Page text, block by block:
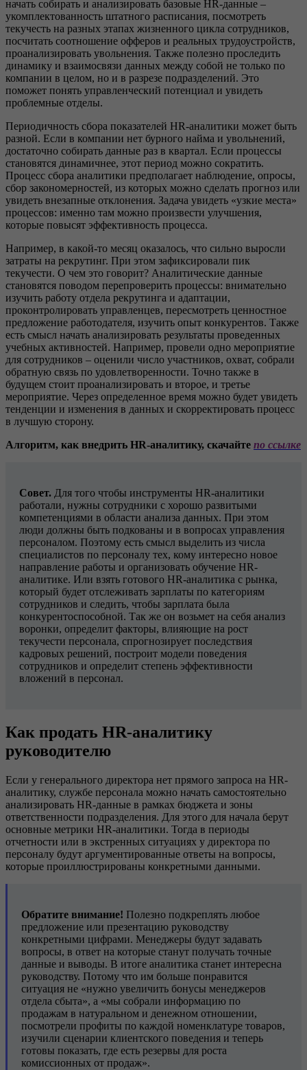
начать собирать и анализировать базовые HR-данные –
укомплектованность штатного расписания, посмотреть
текучесть на разных этапах жизненного цикла сотрудников,
посчитать соотношение офферов и реальных трудоустройств,
проанализировать увольнения. Также полезно проследить
динамику и взаимосвязи данных между собой не только по
компании в целом, но и в разрезе подразделений. Это
поможет понять управленческий потенциал и увидеть
проблемные отделы.
Периодичность сбора показателей HR-аналитики может быть
разной. Если в компании нет бурного найма и увольнений,
достаточно собирать данные раз в квартал. Если процессы
становятся динамичнее, этот период можно сократить.
Процесс сбора аналитики предполагает наблюдение, опросы,
сбор закономерностей, из которых можно сделать прогноз или
увидеть внезапные отклонения. Задача увидеть «узкие места»
процессов: именно там можно произвести улучшения,
которые повысят эффективность процесса.
Например, в какой-то месяц оказалось, что сильно выросли
затраты на рекрутинг. При этом зафиксировали пик
текучести. О чем это говорит? Аналитические данные
становятся поводом перепроверить процессы: внимательно
изучить работу отдела рекрутинга и адаптации,
проконтролировать управленцев, пересмотреть ценностное
предложение работодателя, изучить опыт конкурентов. Также
есть смысл начать анализировать результаты проведенных
учебных активностей. Например, провели одно мероприятие
для сотрудников – оценили число участников, охват, собрали
обратную связь по удовлетворенности. Точно также в
будущем стоит проанализировать и второе, и третье
мероприятие. Через определенное время можно будет увидеть
тенденции и изменения в данных и скорректировать процесс
в лучшую сторону.
Алгоритм, как внедрить HR-аналитику, скачайте по ссылке
Совет. Для того чтобы инструменты HR-аналитики
работали, нужны сотрудники с хорошо развитыми
компетенциями в области анализа данных. При этом
люди должны быть подкованы и в вопросах управления
персоналом. Поэтому есть смысл выделить из числа
специалистов по персоналу тех, кому интересно новое
направление работы и организовать обучение HR-
аналитике. Или взять готового HR-аналитика с рынка,
который будет отслеживать зарплаты по категориям
сотрудников и следить, чтобы зарплата была
конкурентоспособной. Так же он возьмет на себя анализ
воронки, определит факторы, влияющие на рост
текучести персонала, спрогнозирует последствия
кадровых решений, построит модели поведения
сотрудников и определит степень эффективности
вложений в персонал.
Как продать HR-аналитику
руководителю
Если у генерального директора нет прямого запроса на HR-
аналитику, службе персонала можно начать самостоятельно
анализировать HR-данные в рамках бюджета и зоны
ответственности подразделения. Для этого для начала берут
основные метрики HR-аналитики. Тогда в периоды
отчетности или в экстренных ситуациях у директора по
персоналу будут аргументированные ответы на вопросы,
которые проиллюстрированы конкретными данными.
Обратите внимание! Полезно подкреплять любое
предложение или презентацию руководству
конкретными цифрами. Менеджеры будут задавать
вопросы, в ответ на которые станут получать точные
данные и выводы. В итоге аналитика станет интересна
руководству. Потому что им больше понравится
ситуация не «нужно увеличить бонусы менеджеров
отдела сбыта», а «мы собрали информацию по
продажам в натуральном и денежном отношении,
посмотрели профиты по каждой номенклатуре товаров,
изучили сценарии клиентского поведения и теперь
готовы показать, где есть резервы для роста
комиссионных от продаж».